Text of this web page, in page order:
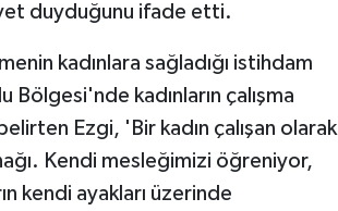
duyduğunu ifade etti.
kadınlara sağladığı istihdam
kadınların çalışma
Ezgi, 'Bir kadın çalışan olarak
Kendi mesleğimizi öğreniyor,
kendi ayakları üzerinde